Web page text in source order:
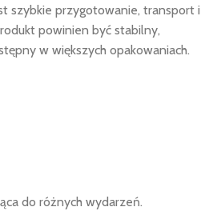
szybkie przygotowanie, transport i
powinien być stabilny,
w większych opakowaniach.
do różnych wydarzeń.